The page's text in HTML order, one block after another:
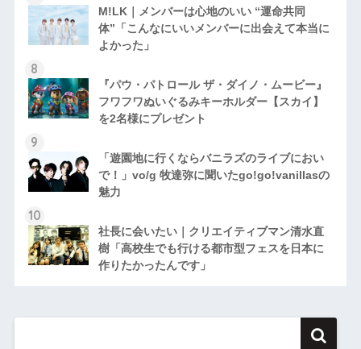
M!LK｜メンバーは心地のいい “運命共同
体”「こんなにいいメンバーに出会えて本当に
よかった」
『パウ・パトロール ザ・ダイノ・ムービー』
フワフワぬいぐるみキーホルダー【スカイ】
を2名様にプレゼント
「遊園地に行くならバニラズのライブにおい
で！」vo/g 牧達弥に聞いたgo!go!vanillasの
魅力
社長に会いたい｜クリエイティブマン清水直
樹「高校生でも行ける都市型フェスを日本に
作りたかったんです」